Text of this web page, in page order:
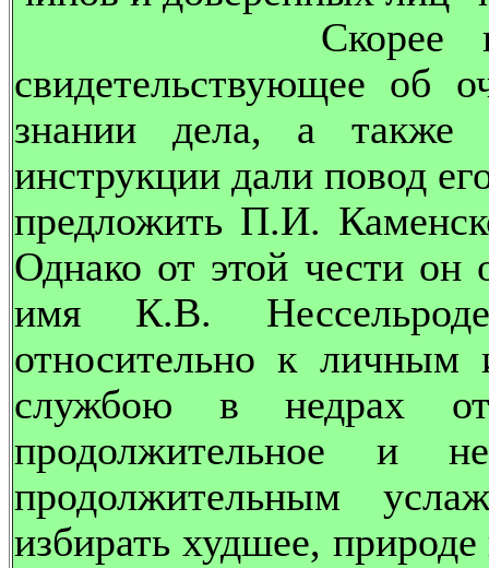
Скорее всего
свидетельствующее об
знании дела, а также
инструкции дали повод
предложить П.И.
Однако от этой чести он
имя К.В.
относительно к личным
службою в недрах
продолжительное и
продолжительным
избирать худшее,